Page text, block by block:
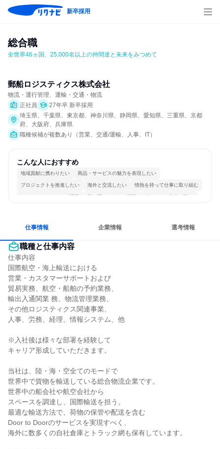
新卒採用
総合職
全世界46ヵ国、25,000名以上の仲間達と未来をみつめて
郵船ロジスティクス株式会社
物流・運行管理、運輸・交通・物流
正社員
27年卒 新卒採用
埼玉県、千葉県、東京都、神奈川県、静岡県、愛知県、三重県、京都
府、大阪府、兵庫県
職種候補が複数あり（営業、交通/運輸、人事、IT）
こんな人におすすめ
地域貢献に携わりたい 商品・サービスの魅力を表現したい
プロジェクトを推進したい 海外と交流したい 情熱を持って仕事に取り組む
コミュニケーションが活発 常に新しいものに挑戦 グローバル志向が強い
仕事情報 企業情報 選考情報
職種と仕事内容
仕事内容
国際航空・海上輸送における
営業・カスタマーサポートおよび
貿易実務、航空・船舶の予約業務、
輸出入通関業 務、物流管理業務、
その他ロジスティクス関連事業、
人事、労務、経理、情報システム、他
※入社後は様々な部署を経験して
キャリア形成していただきます。
当社は、陸・海・空全てのモードで
世界中で貨物を輸送している総合物流企業です。
世界中の船会社や航空会社から
スペースを調達し、国際輸送を担う。
最適な輸送方法で、荷物の保管や配送を含む
Door to Doorのサービスを実現すべく、
海外に数多くの自社倉庫とトラック網も保有しています。